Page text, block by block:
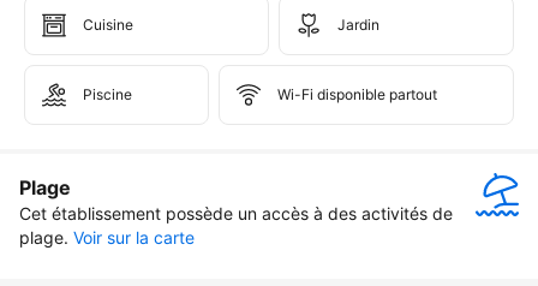
Cuisine Jardin
Piscine Wi-Fi disponible partout
Plage
Cet établissement possède un accès à des activités de
plage. Voir sur la carte